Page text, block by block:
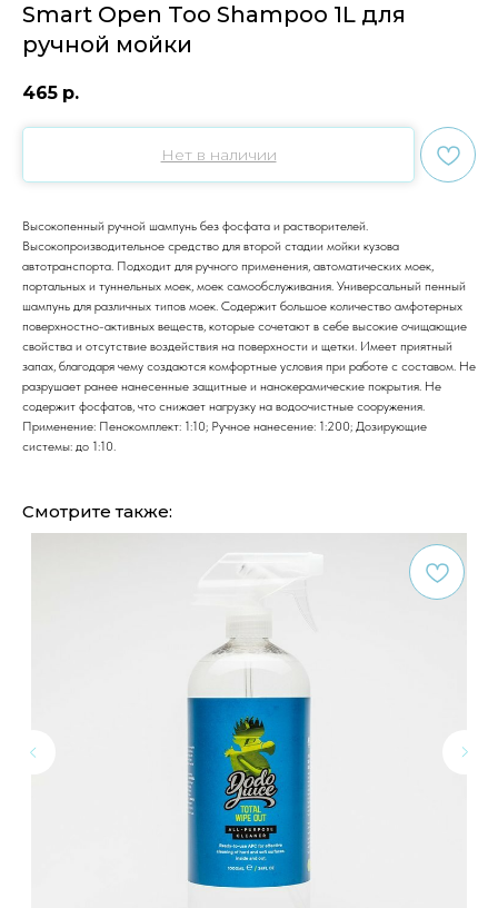
Smart Open Too Shampoo 1L для
ручной мойки
465 р.
Нет в наличии
Высокопенный ручной шампунь без фосфата и растворителей.
Высокопроизводительное средство для второй стадии мойки кузова
автотранспорта. Подходит для ручного применения, автоматических моек,
портальных и туннельных моек, моек самообслуживания. Универсальный пенный
шампунь для различных типов моек. Содержит большое количество амфотерных
поверхностно-активных веществ, которые сочетают в себе высокие очищающие
свойства и отсутствие воздействия на поверхности и щетки. Имеет приятный
запах, благодаря чему создаются комфортные условия при работе с составом. Не
разрушает ранее нанесенные защитные и нанокерамические покрытия. Не
содержит фосфатов, что снижает нагрузку на водоочистные сооружения.
Применение: Пенокомплект: 1:10; Ручное нанесение: 1:200; Дозирующие
системы: до 1:10.
Смотрите также: